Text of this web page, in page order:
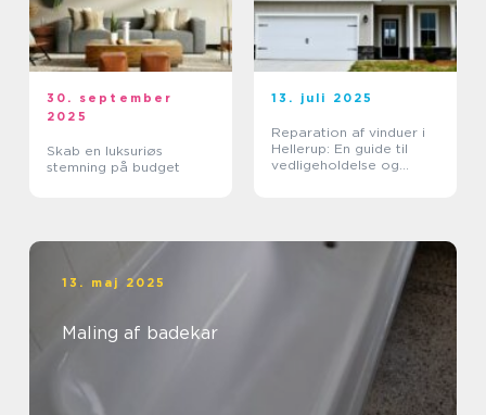
30. september
2025
Skab en luksuriøs
stemning på budget
13. juli 2025
Reparation af vinduer i
Hellerup: En guide til
vedligeholdelse og
13. maj 2025
Maling af badekar